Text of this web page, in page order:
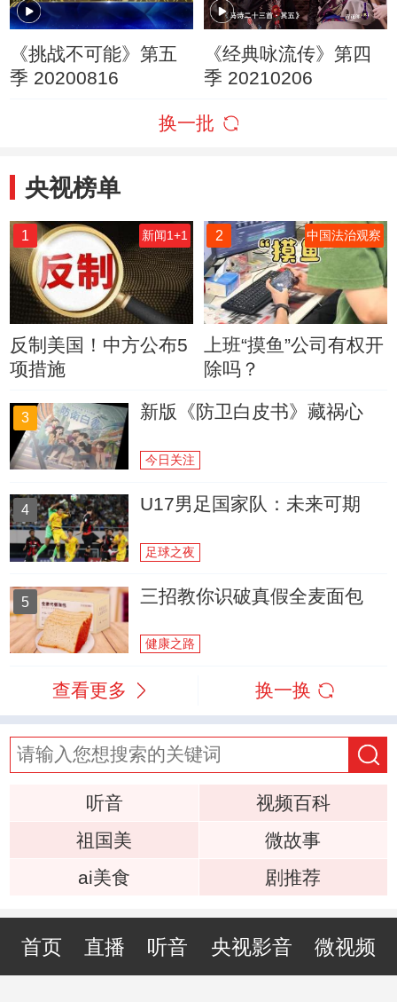
《挑战不可能》第五
季 20200816
《经典咏流传》第四
季 20210206
换一批
央视榜单
1 新闻1+1
反制美国！中方公布5
项措施
2 中国法治观察
上班“摸鱼”公司有权开
除吗？
3 新版《防卫白皮书》藏祸心
今日关注
4 U17男足国家队：未来可期
足球之夜
5 三招教你识破真假全麦面包
健康之路
查看更多 换一换
听音
视频百科
祖国美
微故事
ai美食
剧推荐
首页 直播 听音 央视影音 微视频